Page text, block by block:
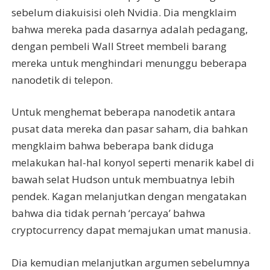
sebelum diakuisisi oleh Nvidia. Dia mengklaim
bahwa mereka pada dasarnya adalah pedagang,
dengan pembeli Wall Street membeli barang
mereka untuk menghindari menunggu beberapa
nanodetik di telepon.
Untuk menghemat beberapa nanodetik antara
pusat data mereka dan pasar saham, dia bahkan
mengklaim bahwa beberapa bank diduga
melakukan hal-hal konyol seperti menarik kabel di
bawah selat Hudson untuk membuatnya lebih
pendek. Kagan melanjutkan dengan mengatakan
bahwa dia tidak pernah ‘percaya’ bahwa
cryptocurrency dapat memajukan umat manusia.
Dia kemudian melanjutkan argumen sebelumnya